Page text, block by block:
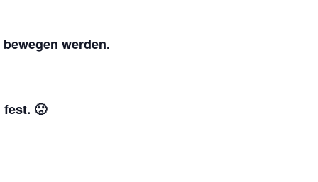
werden.
🙁